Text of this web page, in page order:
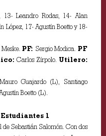
13- Leandro Rodas, 14- Alan
López, 17- Agustín Boetto y 18-
PF: Sergio Modica. PF
Carlos Zírpolo. Utilero:
Guajardo (L), Santiago
Boetto (L).
Estudiantes 1
Sebastián Salomón. Con dos